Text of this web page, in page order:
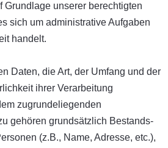
Grundlage unserer berechtigten
sich um administrative Aufgaben
handelt.
Daten, die Art, der Umfang und der
ihrer Verarbeitung
zugrundeliegenden
gehören grundsätzlich Bestands-
(z.B., Name, Adresse, etc.),